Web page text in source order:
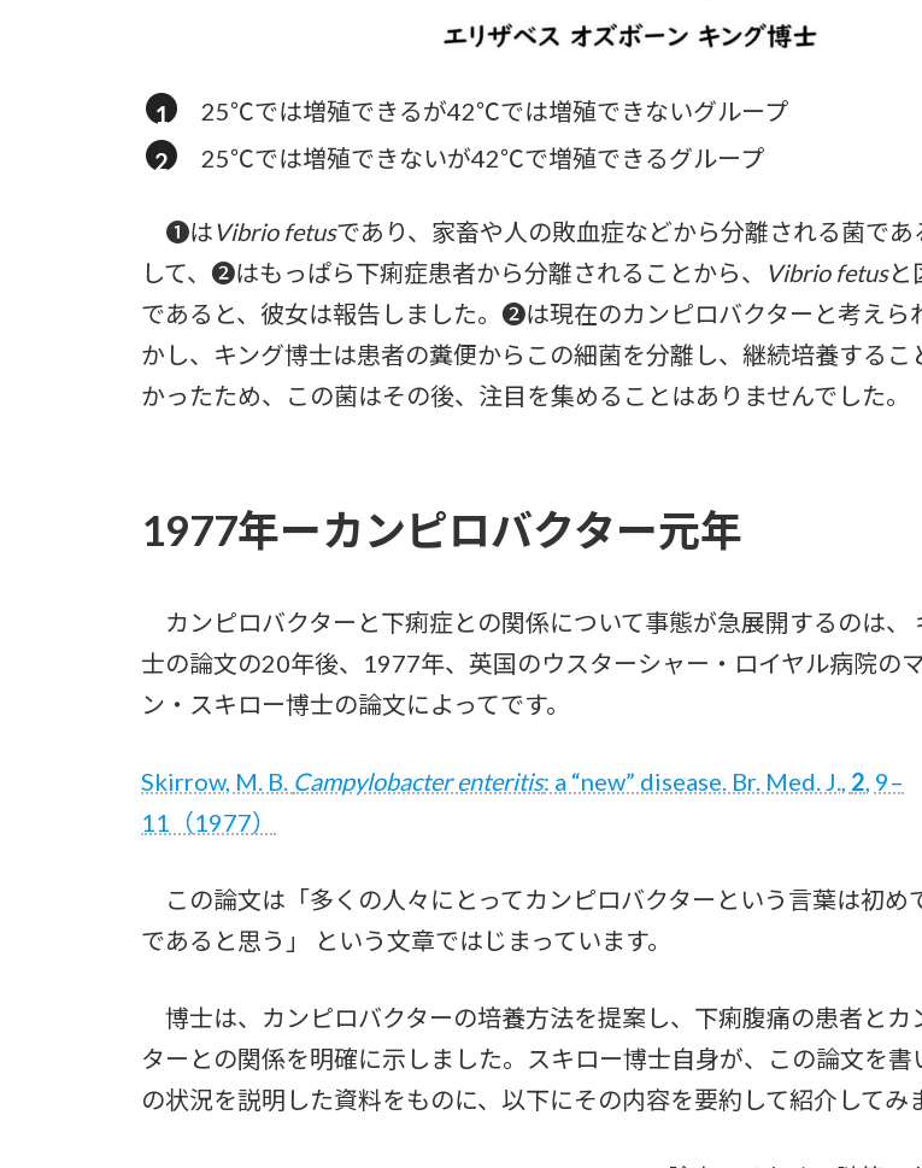
25℃では増殖できるが42℃では増殖できないグループ
25℃では増殖できないが42℃で増殖できるグループ
❶はVibrio fetusであり、家畜や人の敗血症などから分離される菌であ
して、❷はもっぱら下痢症患者から分離されることから、
Vibrio fetusと
であると、彼女は報告しました。❷は現在のカンピロバクターと考えら
かし、キング博士は患者の糞便からこの細菌を分離し、継続培養するこ
かったため、この菌はその後、注目を集めることはありませんでした。
1977年ーカンピロバクター元年
カンピロバクターと下痢症との関係について事態が急展開するのは、
士の論文の20年後、1977年、英国のウスターシャー・ロイヤル病院の
ン・スキロー博士の論文によってです。
Skirrow, M. B. Campylobacter enteritis: a “new” disease. Br. Med. J., 2 , 9–
11（1977）
この論文は「多くの人々にとってカンピロバクターという言葉は初め
であると思う」 という文章ではじまっています。
博士は、カンピロバクターの培養方法を提案し、下痢腹痛の患者とカ
ターとの関係を明確に示しました。スキロー博士自身が、この論文を書
の状況を説明した資料をものに、以下にその内容を要約して紹介してみ